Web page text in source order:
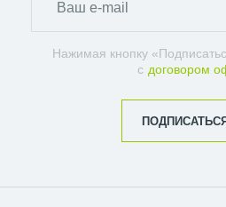
Нажимая кнопку
с договором
ПОДПИСАТЬСЯ